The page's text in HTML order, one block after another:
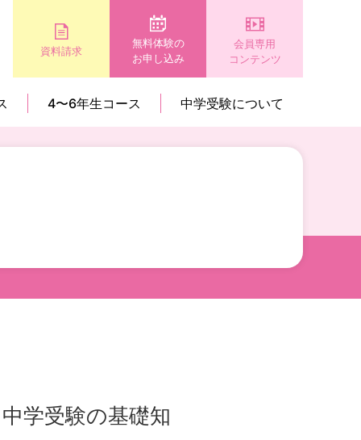
資料請求
無料体験の
お申し込み
会員専用
コンテンツ
4〜6年生コース 中学受験について
学受験の基礎知